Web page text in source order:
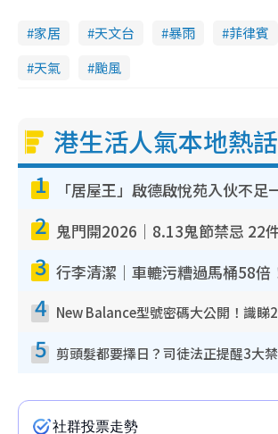
家居 天文台 暴雨 菲律賓
天氣
颱風
港生活人氣本地熱話
1
2
3
4
5